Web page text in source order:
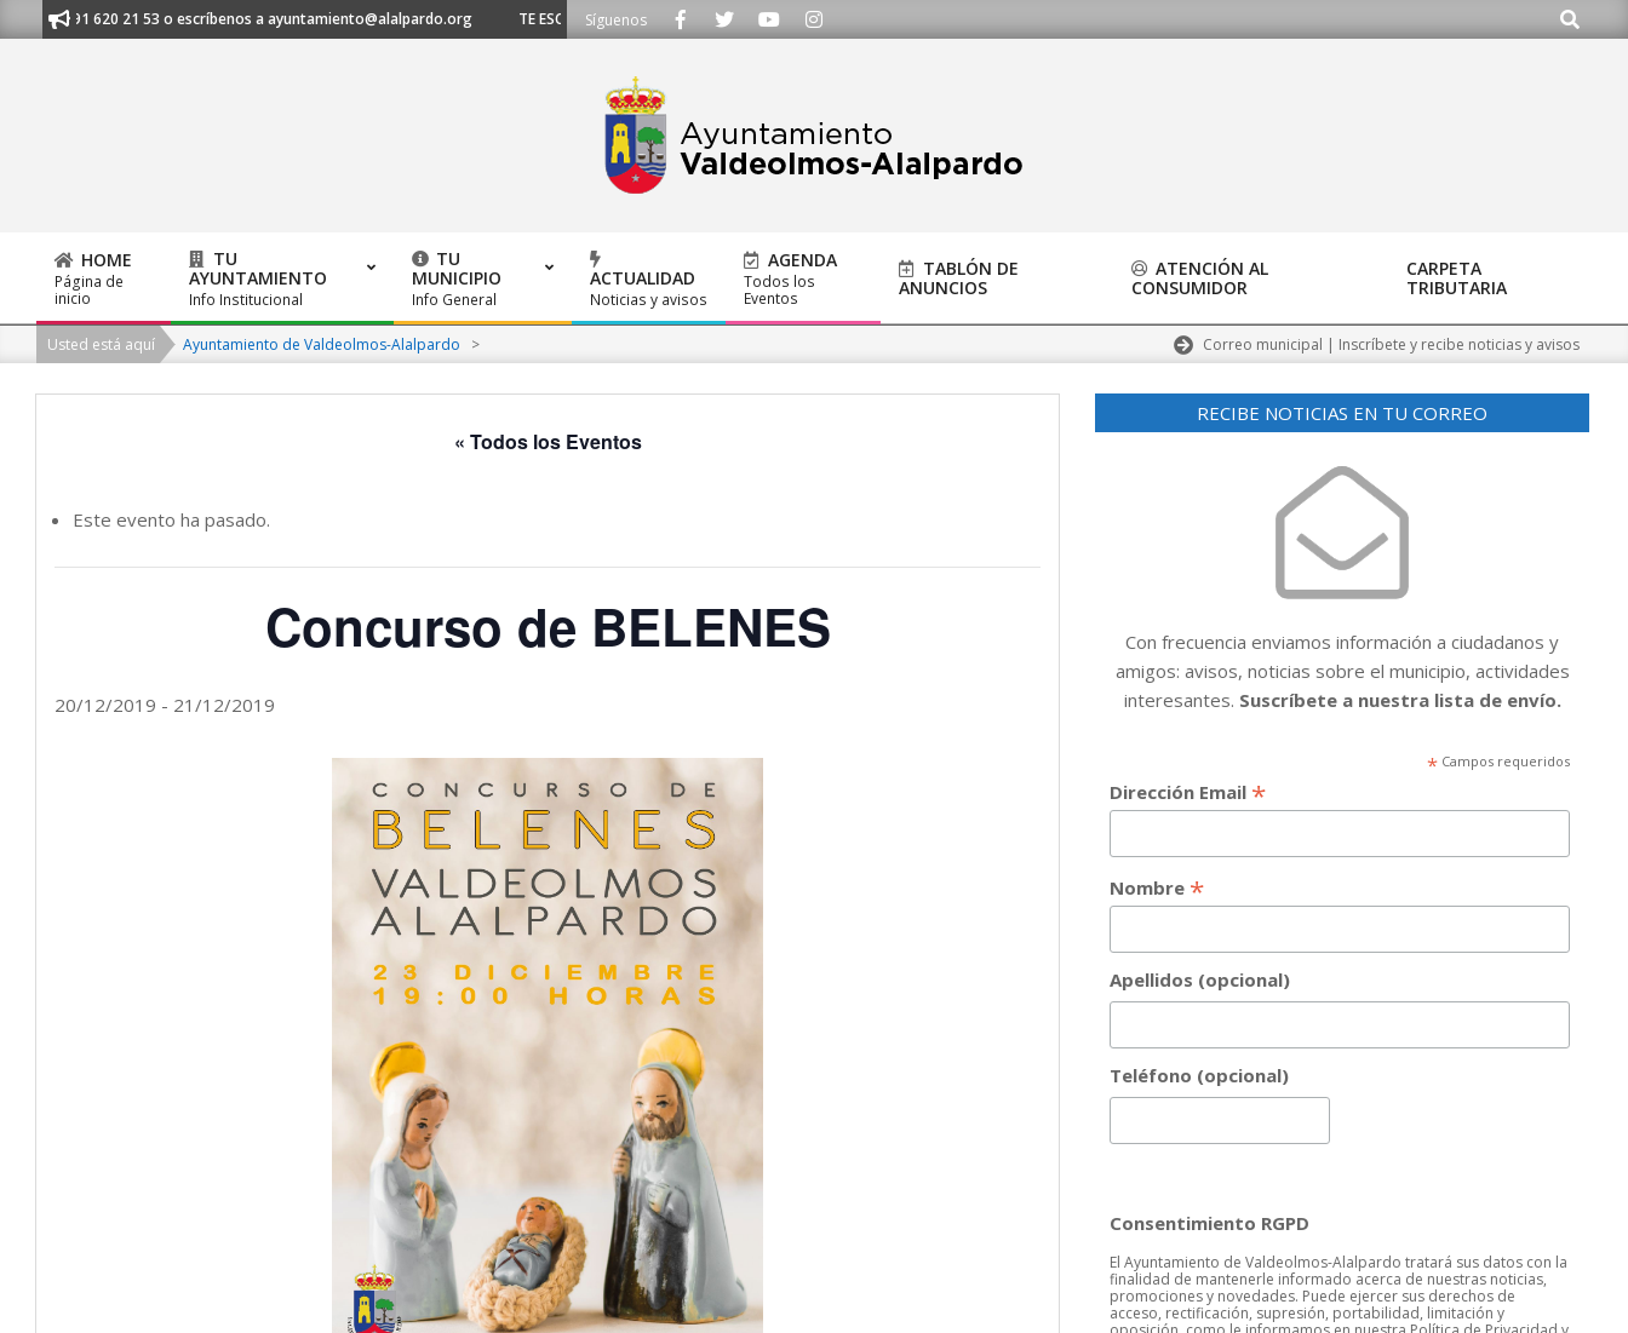
to
al 91 620 21 53 o escríbenos a ayuntamiento@alalpardo.org TE ESCUCHAMOS - Llámanos al 91 620 21 53 o escríbenos a ayuntamiento@alalpardo.org
Síguenos Buscar
Primary
Navigation
Menu
HOME
Página de
inicio
TU
AYUNTAMIENTO
Info Institucional
TU
MUNICIPIO
Info General
ACTUALIDAD
Noticias y avisos
AGENDA
Todos los
Eventos
TABLÓN DE
ANUNCIOS
ATENCIÓN AL
CONSUMIDOR
CARPETA
TRIBUTARIA
Usted está aquí Ayuntamiento de Valdeolmos-Alalpardo > Correo municipal | Inscríbete y recibe noticias y avisos
« Todos los Eventos
Este evento ha pasado.
Concurso de BELENES
20/12/2019 - 21/12/2019
RECIBE NOTICIAS EN TU CORREO
Con frecuencia enviamos información a ciudadanos y
amigos: avisos, noticias sobre el municipio, actividades
interesantes. Suscríbete a nuestra lista de envío.
* Campos requeridos
Dirección Email *
Nombre *
Apellidos (opcional)
Teléfono (opcional)
Consentimiento RGPD
El Ayuntamiento de Valdeolmos-Alalpardo tratará sus datos con la
finalidad de mantenerle informado acerca de nuestras noticias,
promociones y novedades. Puede ejercer sus derechos de
acceso, rectificación, supresión, portabilidad, limitación y